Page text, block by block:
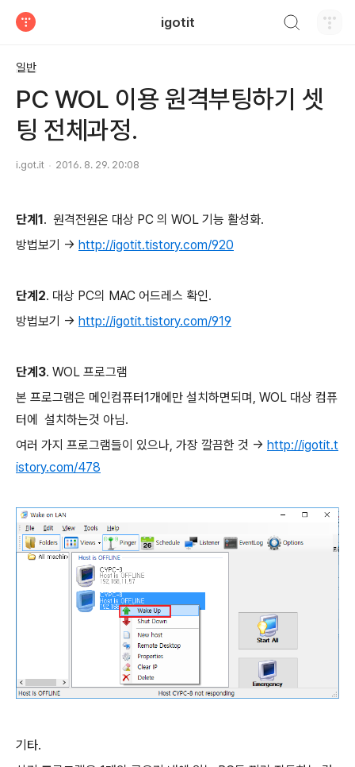
igotit
일반
PC WOL 이용 원격부팅하기 셋
팅 전체과정.
i.got.it 2016. 8. 29. 20:08
단계1. 원격전원온 대상 PC 의 WOL 기능 활성화.
방법보기 -> http://igotit.tistory.com/920
단계2. 대상 PC의 MAC 어드레스 확인.
방법보기 -> http://igotit.tistory.com/919
단계3. WOL 프로그램
본 프로그램은 메인컴퓨터1개에만 설치하면되며, WOL 대상 컴퓨
터에 설치하는것 아님.
여러 가지 프로그램들이 있으나, 가장 깔끔한 것 -> http://igotit.t
istory.com/478
기타.